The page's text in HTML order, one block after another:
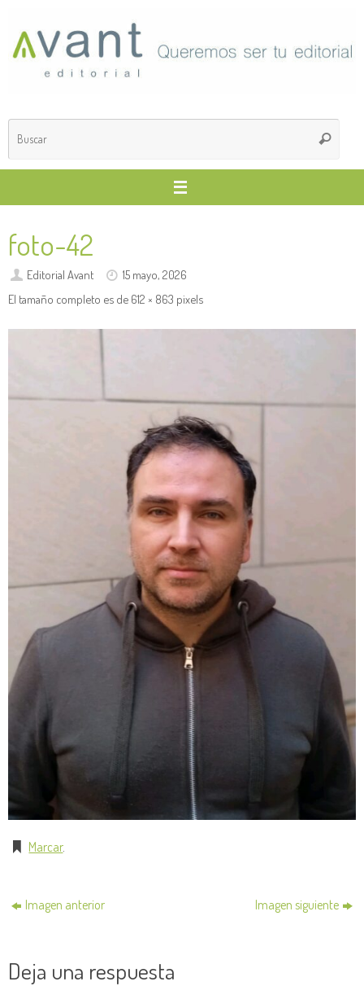
contenido
Buscar
foto-42
Editorial Avant
15 mayo, 2026
El tamaño completo es de 612 × 863 pixels
Marcar.
Imagen anterior Imagen siguiente
Deja una respuesta